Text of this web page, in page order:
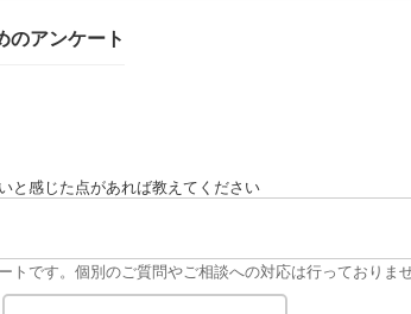
のアンケート
と感じた点があれば教えてください
トです。個別のご質問やご相談への対応は行っておりま